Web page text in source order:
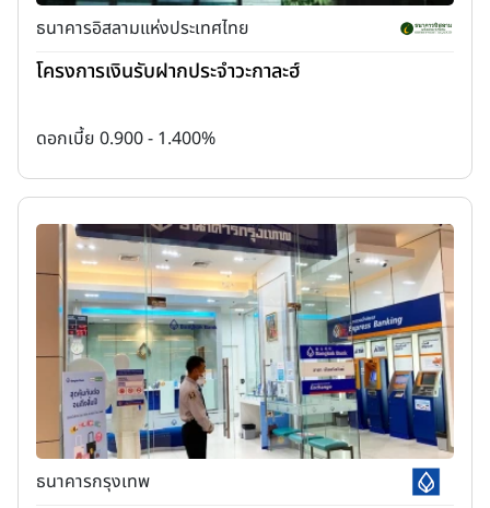
ธนาคารอิสลามแห่งประเทศไทย
โครงการเงินรับฝากประจำวะกาละฮ์
ดอกเบี้ย 0.900 - 1.400%
ธนาคารกรุงเทพ